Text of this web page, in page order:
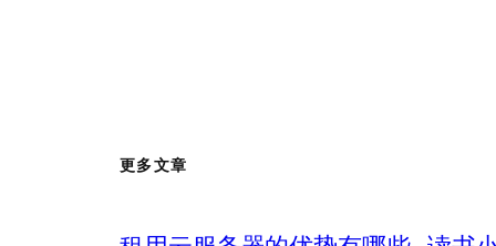
更多文章